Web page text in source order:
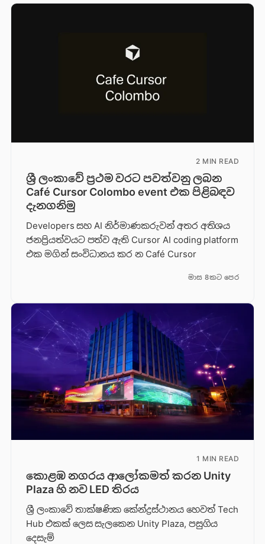
2 MIN READ
ශ්‍රී ලංකාවේ ප්‍රථම වරට පවත්වනු ලබන
Café Cursor Colombo event එක පිළිබඳව
දැනගනිමු
Developers සහ AI නිර්මාණකරුවන් අතර අතිශය
ජනප්‍රියත්වයට පත්ව ඇති Cursor AI coding platform
එක මගින් සංවිධානය කර න Café Cursor
මාස 8කට පෙර
1 MIN READ
කොළඹ නගරය ආලෝකමත් කරන Unity
Plaza හි නව LED තිරය
ශ්‍රී ලංකාවේ තාක්ෂණික කේන්ද්‍රස්ථානය හෙවත් Tech
Hub එකක් ලෙස සැලකෙන Unity Plaza, පසුගිය
දෙසැම්